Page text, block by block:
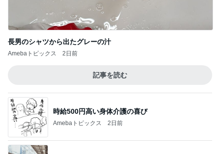
長男のシャツから出たグレーの汁
Amebaトピックス 2日前
記事を読む
時給500円高い身体介護の喜び
Amebaトピックス 2日前